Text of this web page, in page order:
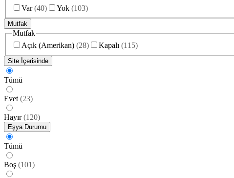
Var (40) Yok (103)
Mutfak
Mutfak
Açık (Amerikan) (28) Kapalı (115)
Site İçerisinde
Tümü
Evet (23)
Hayır (120)
Eşya Durumu
Tümü
Boş (101)